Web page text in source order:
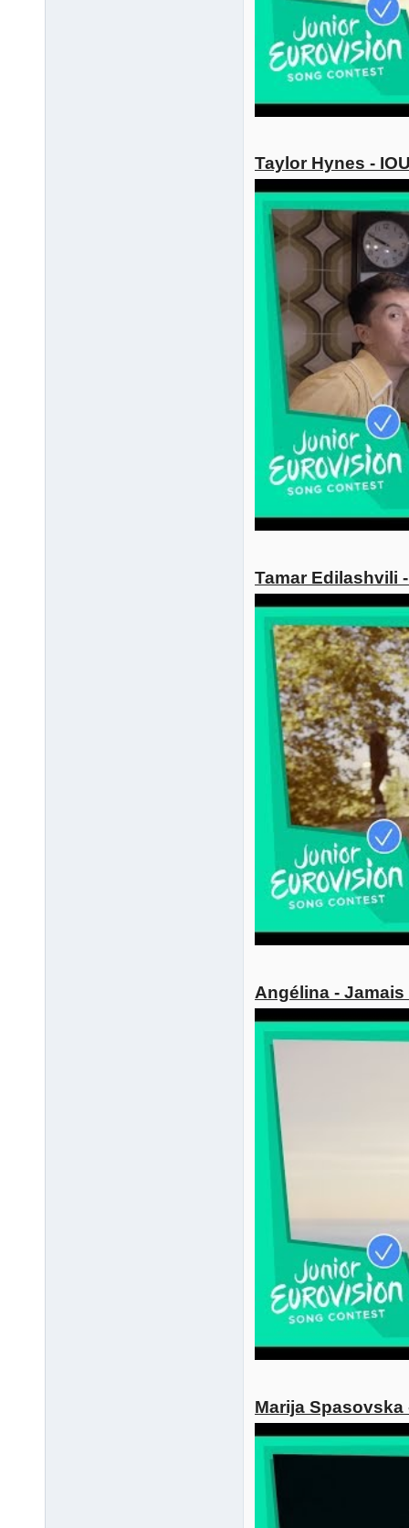
Taylor Hynes -
Tamar Edilashvili
Angélina - Jamais
Marija Spasovska